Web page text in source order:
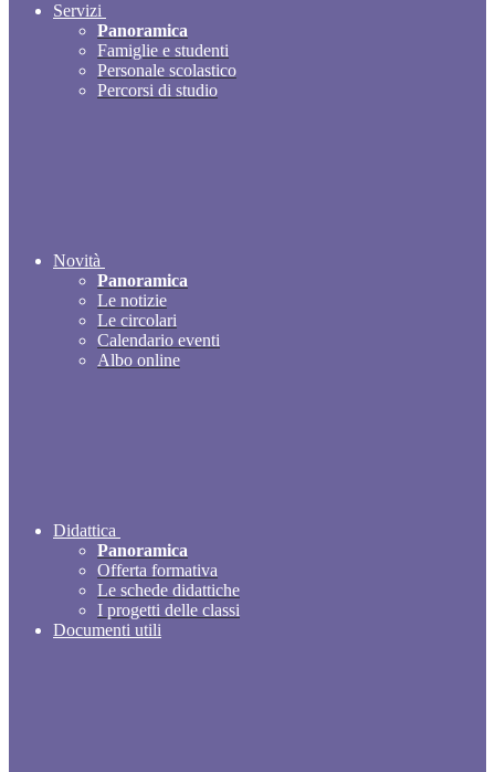
Servizi
Panoramica
Famiglie e studenti
Personale scolastico
Percorsi di studio
Novità
Panoramica
Le notizie
Le circolari
Calendario eventi
Albo online
Didattica
Panoramica
Offerta formativa
Le schede didattiche
I progetti delle classi
Documenti utili